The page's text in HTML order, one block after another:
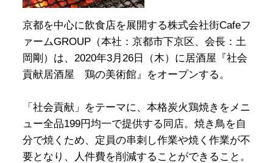
京都を中心に飲食店を展開する株式会社街Cafeフ
ァームGROUP（本社：京都市下京区、会長：土
岡剛）は、2020年3月26日（木）に居酒屋『社会
貢献居酒屋 鶏の美術館』をオープンする。
「社会貢献」をテーマに、本格炭火鶏焼きをメニ
ュー全品199円均一で提供する同店。焼き鳥を自
分で焼くため、定員の串刺し作業や焼く作業が不
要となり、人件費を削減することができること。